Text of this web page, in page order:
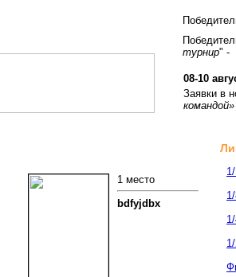
турнир" -
08-10
Заявки в
командой»
1 место
bdfyjdbx